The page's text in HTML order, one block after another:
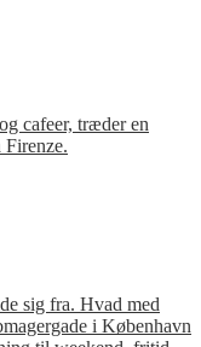
cafeer, træder en
sig fra. Hvad med
i København